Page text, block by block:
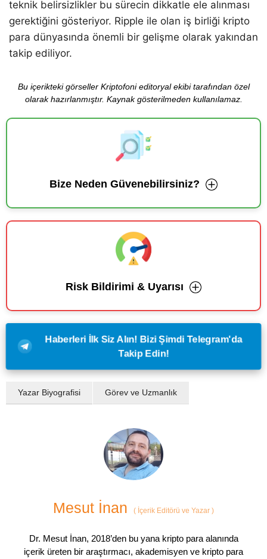
teknik belirsizlikler bu sürecin dikkatle ele alınması
gerektiğini gösteriyor. Ripple ile olan iş birliği kripto
para dünyasında önemli bir gelişme olarak yakından
takip ediliyor.
Bu içerikteki görseller Kriptofoni editoryal ekibi tarafından özel
olarak hazırlanmıştır. Kaynak gösterilmeden kullanılamaz.
Bize Neden Güvenebilirsiniz?
Risk Bildirimi & Uyarısı
Haberleri İlk Siz Alın! Bizi Şimdi Telegram'da
Takip Edin!
Yazar Biyografisi Görev ve Uzmanlık
Mesut İnan ( İçerik Editörü ve Yazar )
Dr. Mesut İnan, 2018’den bu yana kripto para alanında
içerik üreten bir araştırmacı, akademisyen ve kripto para